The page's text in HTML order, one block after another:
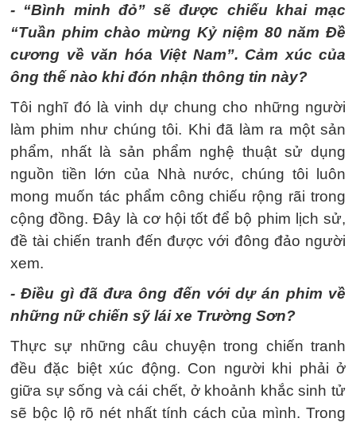
- “Bình minh đỏ” sẽ được chiếu khai mạc
“Tuần phim chào mừng Kỷ niệm 80 năm Đề
cương về văn hóa Việt Nam”. Cảm xúc của
ông thế nào khi đón nhận thông tin này?
Tôi nghĩ đó là vinh dự chung cho những người
làm phim như chúng tôi. Khi đã làm ra một sản
phẩm, nhất là sản phẩm nghệ thuật sử dụng
nguồn tiền lớn của Nhà nước, chúng tôi luôn
mong muốn tác phẩm công chiếu rộng rãi trong
cộng đồng. Đây là cơ hội tốt để bộ phim lịch sử,
đề tài chiến tranh đến được với đông đảo người
xem.
- Điều gì đã đưa ông đến với dự án phim về
những nữ chiến sỹ lái xe Trường Sơn?
Thực sự những câu chuyện trong chiến tranh
đều đặc biệt xúc động. Con người khi phải ở
giữa sự sống và cái chết, ở khoảnh khắc sinh tử
sẽ bộc lộ rõ nét nhất tính cách của mình. Trong